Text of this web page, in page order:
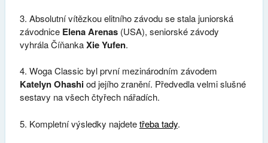
3. Absolutní vítězkou elitního závodu se stala juniorská
závodnice Elena Arenas(USA), seniorské závody
vyhrála ČíňankaXie Yufen.
4. Woga Classic byl první mezinárodním závodem
Katelyn Ohashiod jejího zranění. Předvedla velmi slušné
sestavy na všech čtyřech nářadích.
5. Kompletní výsledky najdetetřeba tady.